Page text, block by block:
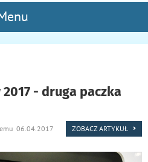
- druga paczka
06.04.2017 ZOBACZ ARTYKUŁ